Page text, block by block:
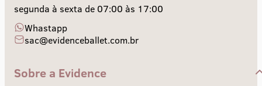
segunda à sexta de 07:00 às 17:00
Whastapp
sac@evidenceballet.com.br
Sobre a Evidence